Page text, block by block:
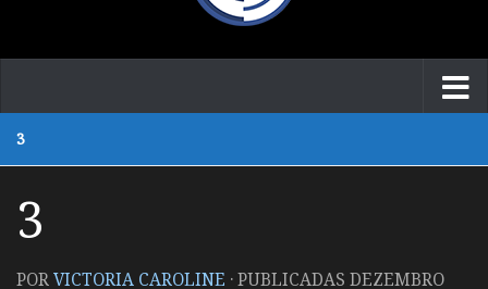
3
3
PORVICTORIA CAROLINE · PUBLICADAS DEZEMBRO